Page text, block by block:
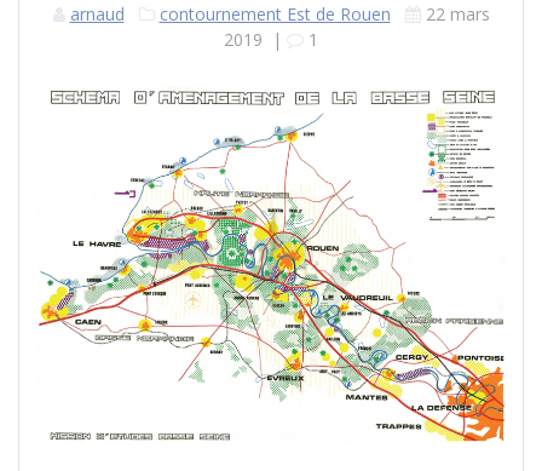
arnaud contournement Est de Rouen
22 mars
2019 | 1